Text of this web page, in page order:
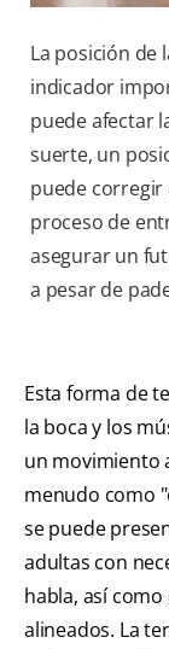
La posición de
indicador
puede afectar
suerte, un
puede
proceso de
asegurar un
a pesar de
Esta forma de
la boca y los
un movimiento
menudo como
se puede
adultas con
habla, así
alineados. La